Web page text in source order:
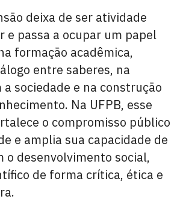
deixa de ser atividade
e passa a ocupar um papel
formação acadêmica,
entre saberes, na
sociedade e na construção
Na UFPB, esse
o compromisso público
e amplia sua capacidade de
o desenvolvimento social,
de forma crítica, ética e